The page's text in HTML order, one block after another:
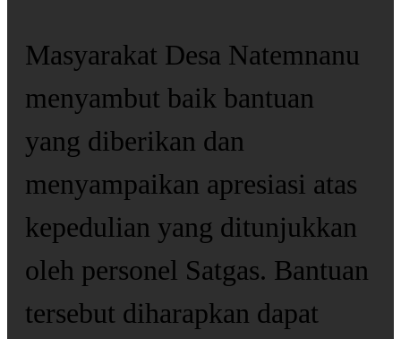
Masyarakat Desa Natemnanu
menyambut baik bantuan
yang diberikan dan
menyampaikan apresiasi atas
kepedulian yang ditunjukkan
oleh personel Satgas. Bantuan
tersebut diharapkan dapat